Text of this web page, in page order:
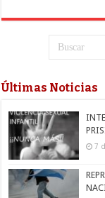
Últimas Noticias
7